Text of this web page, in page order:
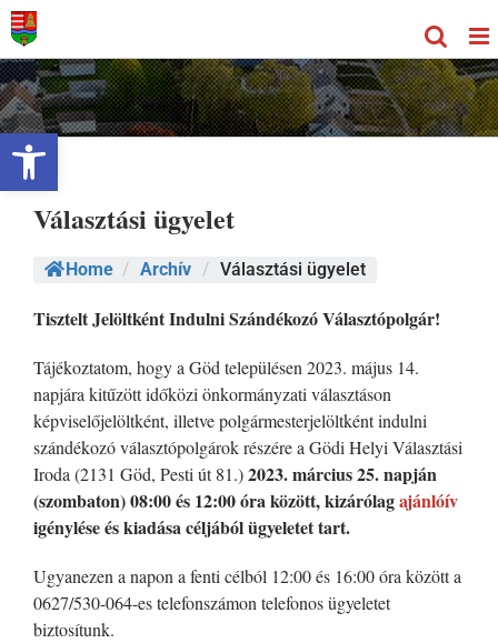
Eszköztár megnyitása
Kihagyás
Választási ügyelet
Home / Archív / Választási ügyelet
Tisztelt Jelöltként Indulni Szándékozó Választópolgár!
Tájékoztatom, hogy a Göd településen 2023. május 14.
napjára kitűzött időközi önkormányzati választáson
képviselőjelöltként, illetve polgármesterjelöltként indulni
szándékozó választópolgárok részére a Gödi Helyi Választási
Iroda (2131 Göd, Pesti út 81.)2023. március 25. napján
(szombaton) 08:00 és 12:00 óra között, kizárólagajánlóív
igénylése és kiadása céljából ügyeletet tart.
Ugyanezen a napon a fenti célból 12:00 és 16:00 óra között a
0627/530-064-es telefonszámon telefonos ügyeletet
biztosítunk.